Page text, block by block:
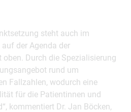
steht auch im
der Agenda der
Durch die Spezialisierung
rund um
Fallzahlen, wodurch eine
für die Patientinnen und
kommentiert Dr. Jan Böcken,